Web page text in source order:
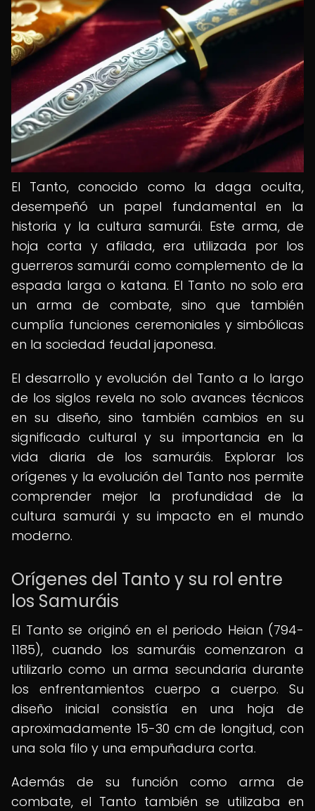
El Tanto, conocido como la daga oculta,
desempeñó un papel fundamental en la
historia y la cultura samurái. Este arma, de
hoja corta y afilada, era utilizada por los
guerreros samurái como complemento de la
espada larga o katana. El Tanto no solo era
un arma de combate, sino que también
cumplía funciones ceremoniales y simbólicas
en la sociedad feudal japonesa.
El desarrollo y evolución del Tanto a lo largo
de los siglos revela no solo avances técnicos
en su diseño, sino también cambios en su
significado cultural y su importancia en la
vida diaria de los samuráis. Explorar los
orígenes y la evolución del Tanto nos permite
comprender mejor la profundidad de la
cultura samurái y su impacto en el mundo
moderno.
Orígenes del Tanto y su rol entre
los Samuráis
El Tanto se originó en el periodo Heian (794-
1185), cuando los samuráis comenzaron a
utilizarlo como un arma secundaria durante
los enfrentamientos cuerpo a cuerpo. Su
diseño inicial consistía en una hoja de
aproximadamente 15-30 cm de longitud, con
una sola filo y una empuñadura corta.
Además de su función como arma de
combate, el Tanto también se utilizaba en